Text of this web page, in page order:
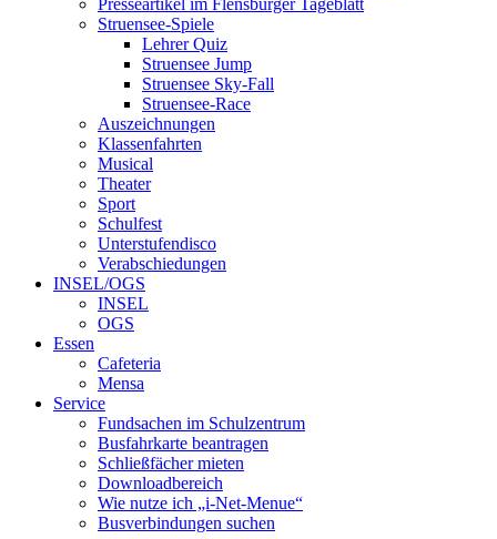
Presseartikel im Flensburger Tageblatt
Struensee-Spiele
Lehrer Quiz
Struensee Jump
Struensee Sky-Fall
Struensee-Race
Auszeichnungen
Klassenfahrten
Musical
Theater
Sport
Schulfest
Unterstufendisco
Verabschiedungen
INSEL/OGS
INSEL
OGS
Essen
Cafeteria
Mensa
Service
Fundsachen im Schulzentrum
Busfahrkarte beantragen
Schließfächer mieten
Downloadbereich
Wie nutze ich „i-Net-Menue“
Busverbindungen suchen